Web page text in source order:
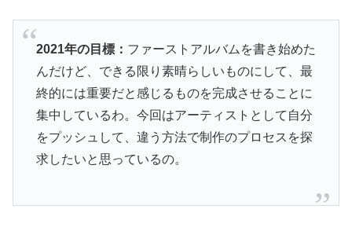
2021年の目標： ファーストアルバムを書き始めた
んだけど、できる限り素晴らしいものにして、最
終的には重要だと感じるものを完成させることに
集中しているわ。今回はアーティストとして自分
をプッシュして、違う方法で制作のプロセスを探
求したいと思っているの。